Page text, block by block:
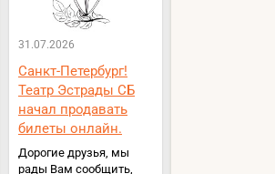
31.07.2026
Санкт-Петербург!
Театр Эстрады СБ
начал продавать
билеты онлайн.
Дорогие друзья, мы
рады Вам сообщить,